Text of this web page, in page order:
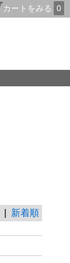
カートをみる 0
新着順